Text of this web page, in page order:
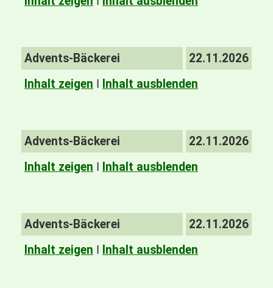
Advents-Bäckerei
22.11.2026
Inhalt zeigen I Inhalt ausblenden
Advents-Bäckerei
22.11.2026
Inhalt zeigen I Inhalt ausblenden
Advents-Bäckerei
22.11.2026
Inhalt zeigen I Inhalt ausblenden